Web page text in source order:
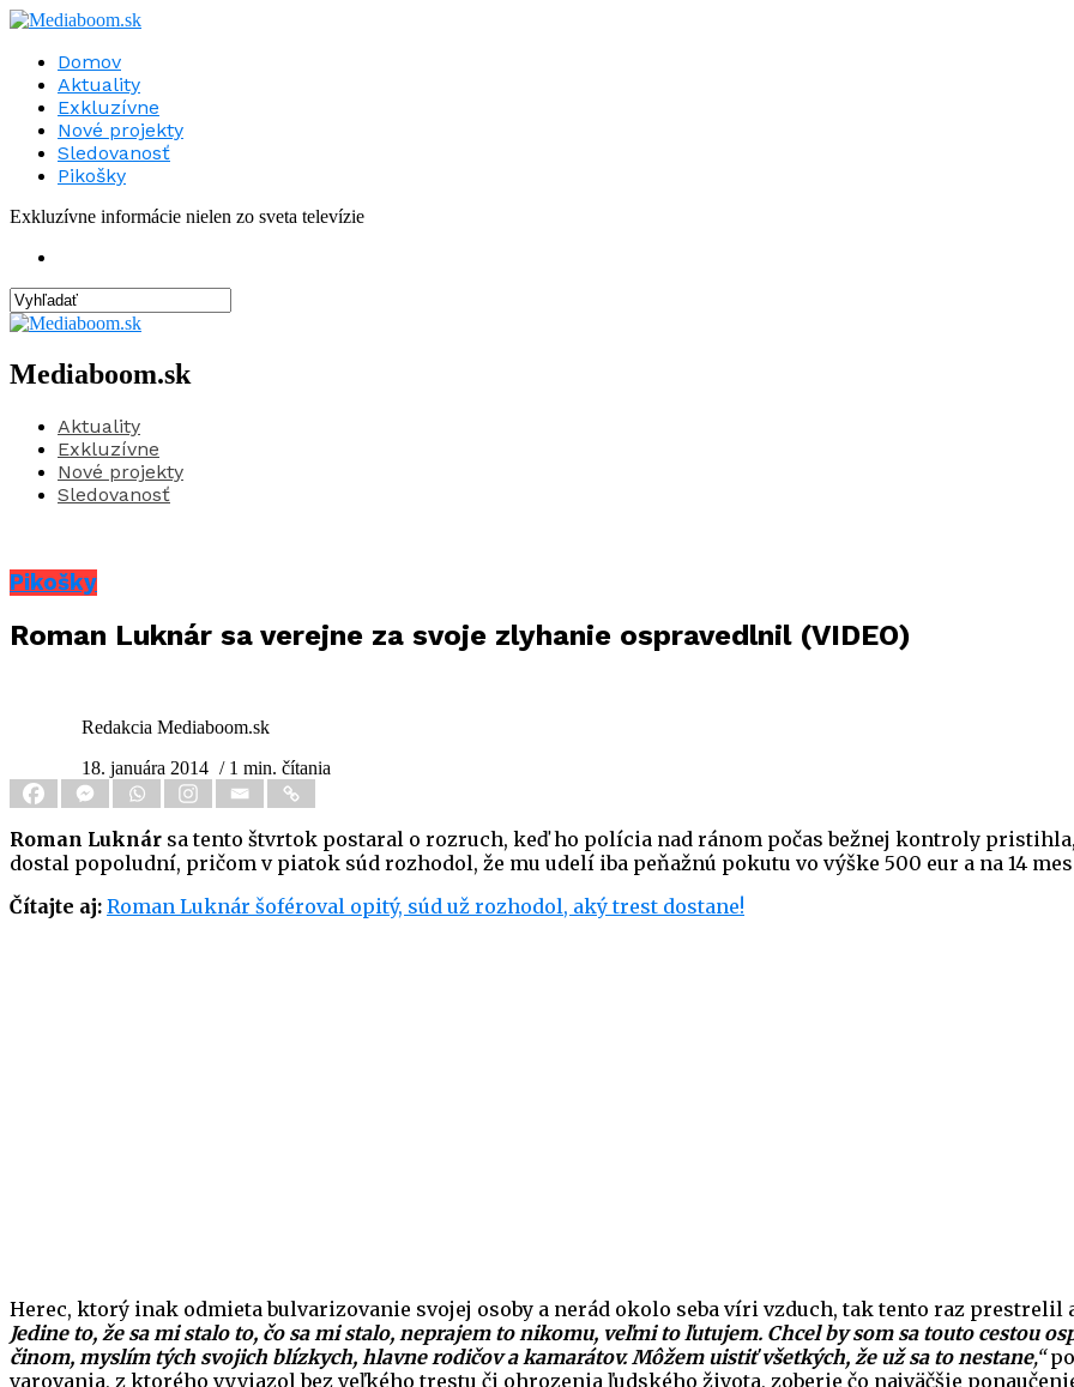
Domov
Aktuality
Exkluzívne
Nové projekty
Sledovanosť
Pikošky
Exkluzívne informácie nielen zo sveta televízie
Mediaboom.sk
Aktuality
Exkluzívne
Nové projekty
Sledovanosť
Pikošky
Roman Luknár sa verejne za svoje zlyhanie ospravedlnil (VIDEO)
Redakcia Mediaboom.sk
18. januára 2014 / 1 min. čítania
Roman Luknár sa tento štvrtok postaral o rozruch, keď ho polícia nad ránom počas bežnej kontroly
dostal popoludní, pričom v piatok súd rozhodol, že mu udelí iba peňažnú pokutu vo výške 500 eur a na 14
Čítajte aj: Roman Luknár šoféroval opitý, súd už rozhodol, aký trest dostane!
Herec, ktorý inak odmieta bulvarizovanie svojej osoby a nerád okolo seba víri vzduch, tak tento raz
Jedine to, že sa mi stalo to, čo sa mi stalo, neprajem to nikomu, veľmi to ľutujem. Chcel by som sa touto cestou
činom, myslím tých svojich blízkych, hlavne rodičov a kamarátov. Môžem uistiť všetkých, že už sa to nestane,“
varovania, z ktorého vyviazol bez veľkého trestu či ohrozenia ľudského života, zoberie čo najväčšie